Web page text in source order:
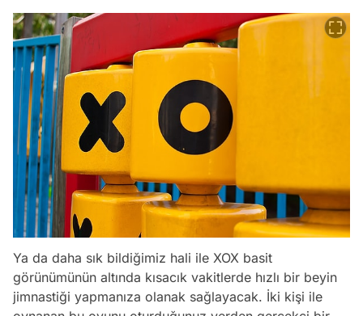
Ya da daha sık bildiğimiz hali ile XOX basit
görünümünün altında kısacık vakitlerde hızlı bir beyin
jimnastiği yapmanıza olanak sağlayacak. İki kişi ile